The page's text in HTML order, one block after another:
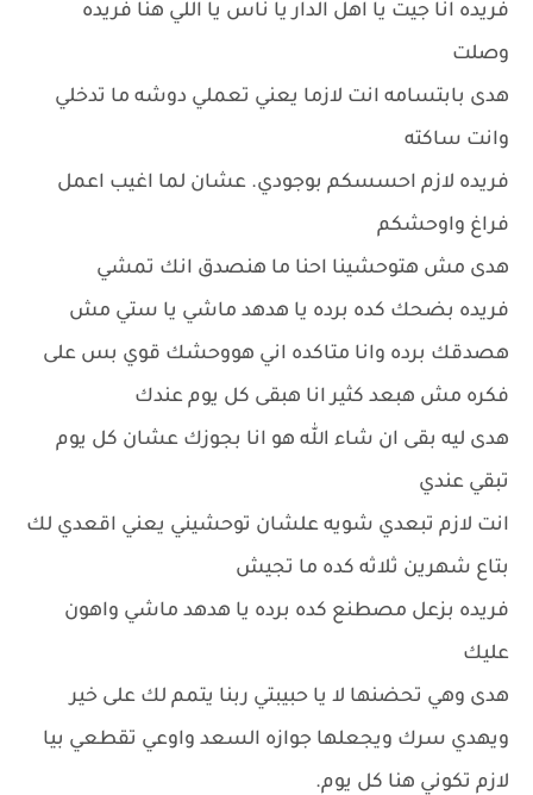
فريده انا جيت يا اهل الدار يا ناس يا اللي هنا فريده
وصلت
هدى بابتسامه انت لازما يعني تعملي دوشه ما تدخلي
وانت ساكته
فريده لازم احسسكم بوجودي. عشان لما اغيب اعمل
فراغ واوحشكم
هدى مش هتوحشينا احنا ما هنصدق انك تمشي
فريده بضحك كده برده يا هدهد ماشي يا ستي مش
هصدقك برده وانا متاكده اني هووحشك قوي بس على
فكره مش هبعد كثير انا هبقى كل يوم عندك
هدى ليه بقى ان شاء الله هو انا بجوزك عشان كل يوم
تبقي عندي
انت لازم تبعدي شويه علشان توحشيني يعني اقعدي لك
بتاع شهرين ثلاثه كده ما تجيش
فريده بزعل مصطنع كده برده يا هدهد ماشي واهون
عليك
هدى وهي تحضنها لا يا حبيبتي ربنا يتمم لك على خير
ويهدي سرك ويجعلها جوازه السعد واوعي تقطعي بيا
لازم تكوني هنا كل يوم.